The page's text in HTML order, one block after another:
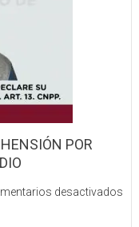
POR
desactivados